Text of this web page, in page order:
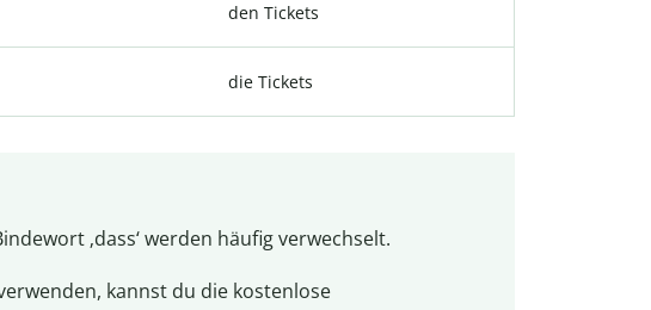
den Tickets
die Tickets
‚dass‘ werden häufig verwechselt.
kannst du die kostenlose